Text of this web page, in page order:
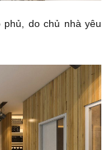
do chủ nhà yêu